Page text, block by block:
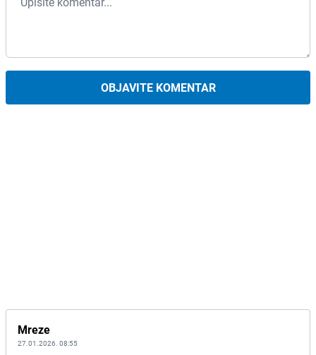
OBJAVITE KOMENTAR
Mreze
27.01.2026. 08:55